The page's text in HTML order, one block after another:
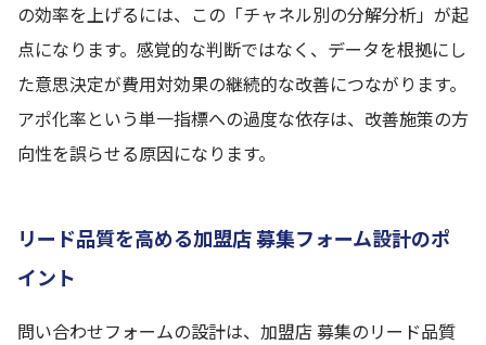
の効率を上げるには、この「チャネル別の分解分析」が起
点になります。感覚的な判断ではなく、データを根拠にし
た意思決定が費用対効果の継続的な改善につながります。
アポ化率という単一指標への過度な依存は、改善施策の方
向性を誤らせる原因になります。
リード品質を高める加盟店 募集フォーム設計のポ
イント
問い合わせフォームの設計は、加盟店 募集のリード品質